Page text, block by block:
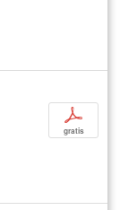
p
gratis